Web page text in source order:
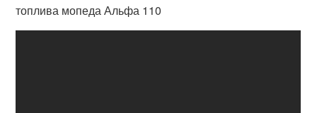
топлива мопеда Альфа 110